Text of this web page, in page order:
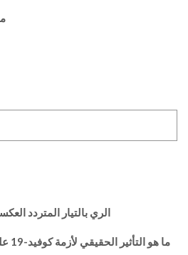
الري بالتيار المتردد
ما